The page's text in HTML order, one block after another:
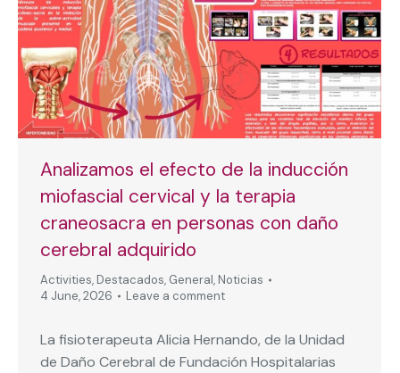
Analizamos el efecto de la inducción
miofascial cervical y la terapia
craneosacra en personas con daño
cerebral adquirido
Activities, Destacados, General, Noticias
4 June, 2026
Leave a comment
La fisioterapeuta Alicia Hernando, de la Unidad
de Daño Cerebral de Fundación Hospitalarias